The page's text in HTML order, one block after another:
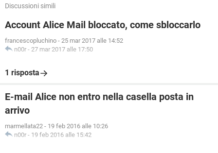
Discussioni simili
Account Alice Mail bloccato, come sbloccarlo
francescopluchino - 25 mar 2017 alle 14:52
n00r - 27 mar 2017 alle 17:50
1 risposta
E-mail Alice non entro nella casella posta in
arrivo
marmellata22 - 19 feb 2016 alle 10:26
n00r - 19 feb 2016 alle 15:42